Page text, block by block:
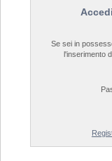
Se sei in
l'inserimento